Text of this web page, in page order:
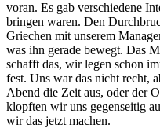
voran. Es gab verschiedene
bringen waren. Den
Griechen mit unserem
was ihn gerade bewegt. Das
schafft das, wir legen schon
fest. Uns war das nicht recht,
Abend die Zeit aus, oder der
klopften wir uns gegenseitig
wir das jetzt machen.